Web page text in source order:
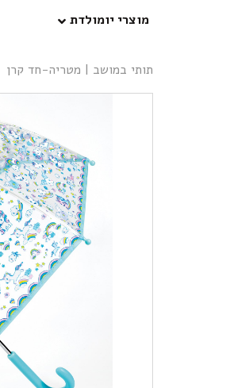
מוצרי יומולדת
תותי במושב | מטריה-חד קרן